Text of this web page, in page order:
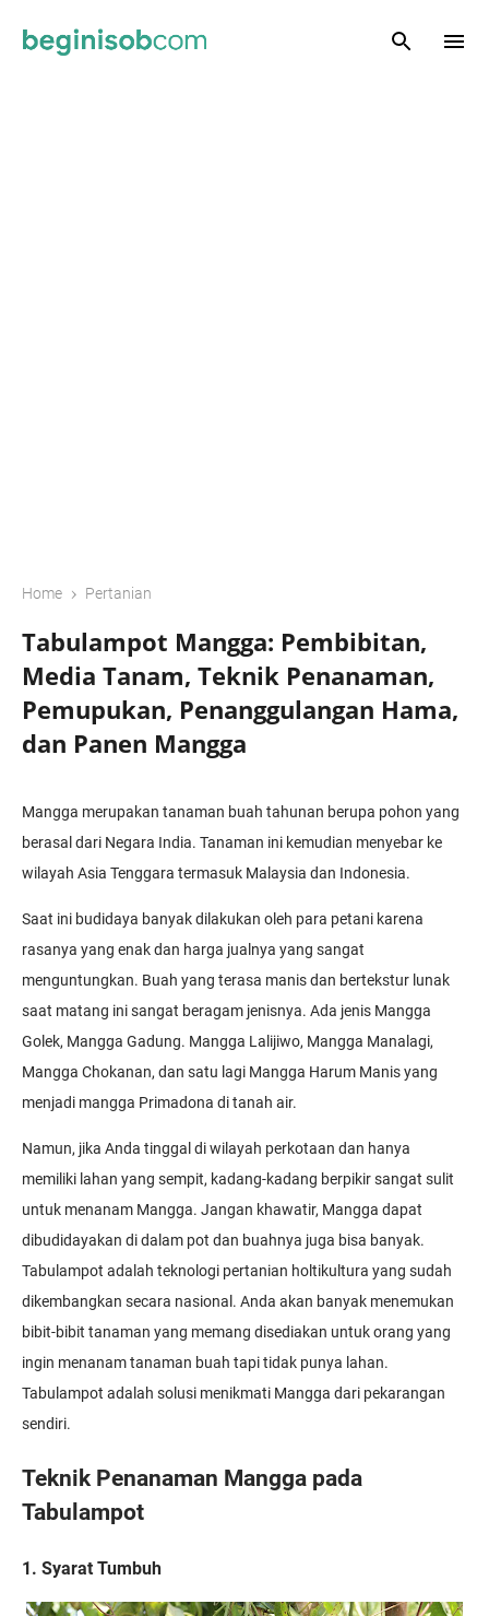
Home › Pertanian
Tabulampot Mangga: Pembibitan,
Media Tanam, Teknik Penanaman,
Pemupukan, Penanggulangan Hama,
dan Panen Mangga
Mangga merupakan tanaman buah tahunan berupa pohon yang
berasal dari Negara India. Tanaman ini kemudian menyebar ke
wilayah Asia Tenggara termasuk Malaysia dan Indonesia.
Saat ini budidaya banyak dilakukan oleh para petani karena
rasanya yang enak dan harga jualnya yang sangat
menguntungkan. Buah yang terasa manis dan bertekstur lunak
saat matang ini sangat beragam jenisnya. Ada jenis Mangga
Golek, Mangga Gadung. Mangga Lalijiwo, Mangga Manalagi,
Mangga Chokanan, dan satu lagi Mangga Harum Manis yang
menjadi mangga Primadona di tanah air.
Namun, jika Anda tinggal di wilayah perkotaan dan hanya
memiliki lahan yang sempit, kadang-kadang berpikir sangat sulit
untuk menanam Mangga. Jangan khawatir, Mangga dapat
dibudidayakan di dalam pot dan buahnya juga bisa banyak.
Tabulampot adalah teknologi pertanian holtikultura yang sudah
dikembangkan secara nasional. Anda akan banyak menemukan
bibit-bibit tanaman yang memang disediakan untuk orang yang
ingin menanam tanaman buah tapi tidak punya lahan.
Tabulampot adalah solusi menikmati Mangga dari pekarangan
sendiri.
Teknik Penanaman Mangga pada
Tabulampot
1. Syarat Tumbuh